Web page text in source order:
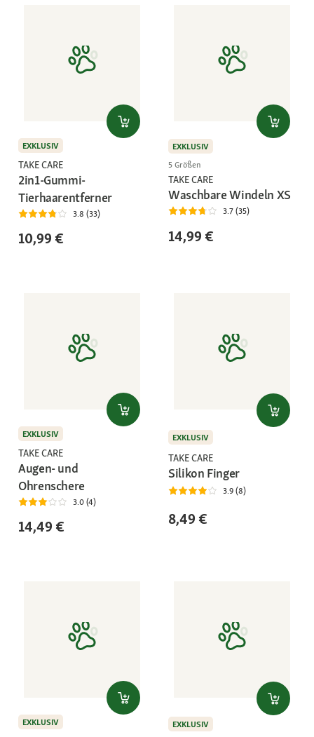
EXKLUSIV
TAKE CARE
2in1-Gummi-
Tierhaarentferner
3.8 (33)
10,99 €
EXKLUSIV
5 Größen
TAKE CARE
Waschbare Windeln XS
3.7 (35)
14,99 €
EXKLUSIV
TAKE CARE
Augen- und
Ohrenschere
3.0 (4)
14,49 €
EXKLUSIV
TAKE CARE
Silikon Finger
3.9 (8)
8,49 €
EXKLUSIV EXKLUSIV